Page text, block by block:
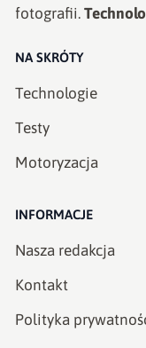
fotografii.
NA SKRÓTY
Technologie
Testy
Motoryzacja
INFORMACJE
Nasza redakcja
Kontakt
Polityka